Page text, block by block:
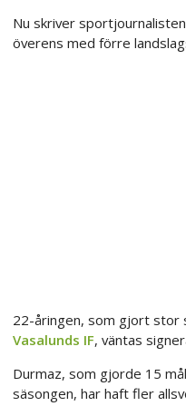
Nu skriver
överens med förre
22-åringen, som gjort stor
Vasalunds IF, väntas
Durmaz, som gjorde 15
säsongen, har haft fler